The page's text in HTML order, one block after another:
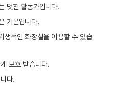
멋진 활동가입니다.
기본입니다.
생적인 화장실을 이용할 수 있습
보호 받습니다.
다.